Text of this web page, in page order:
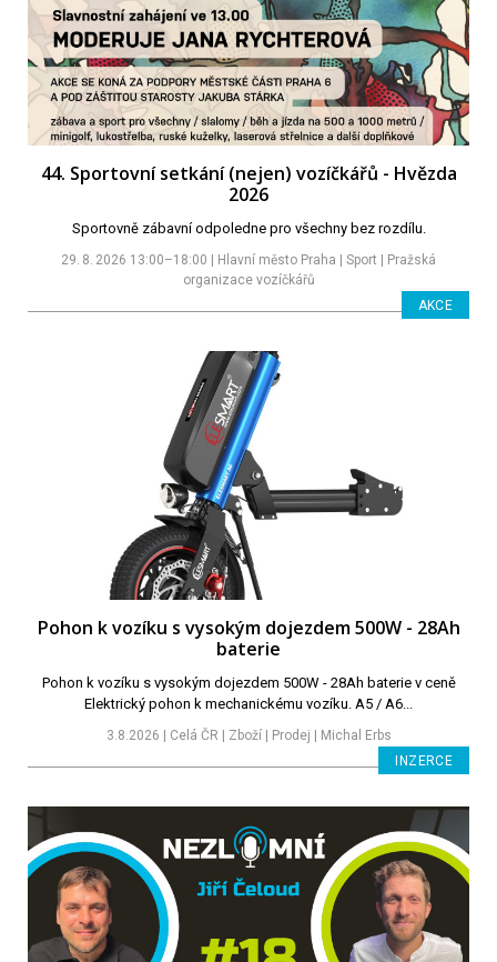
44. Sportovní setkání (nejen) vozíčkářů - Hvězda
2026
Sportovně zábavní odpoledne pro všechny bez rozdílu.
29. 8. 2026 13:00–18:00 | Hlavní město Praha | Sport | Pražská
organizace vozíčkářů
AKCE
Pohon k vozíku s vysokým dojezdem 500W - 28Ah
baterie
Pohon k vozíku s vysokým dojezdem 500W - 28Ah baterie v ceně
Elektrický pohon k mechanickému vozíku. A5 / A6...
3.8.2026 | Celá ČR | Zboží | Prodej | Michal Erbs
INZERCE